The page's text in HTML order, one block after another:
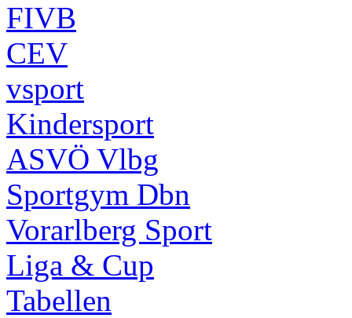
FIVB
CEV
vsport
Kindersport
ASVÖ Vlbg
Sportgym Dbn
Vorarlberg Sport
Liga & Cup
Tabellen